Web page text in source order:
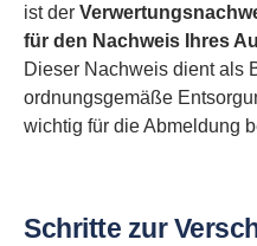
ist der
für den Nachweis Ihres
Dieser Nachweis dient als
ordnungsgemäße
wichtig für die Abmeldung
Schritte zur